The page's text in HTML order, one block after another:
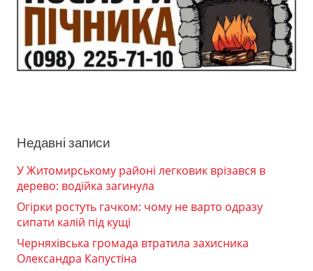
Недавні записи
У Житомирському районі легковик врізався в
дерево: водійка загинула
Огірки ростуть гачком: чому не варто одразу
сипати калій під кущі
Черняхівська громада втратила захисника
Олександра Капустіна